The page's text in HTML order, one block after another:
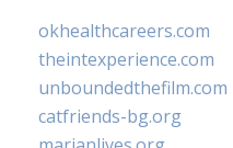
okhealthcareers.com
theintexperience.com
unboundedthefilm.com
catfriends-bg.org